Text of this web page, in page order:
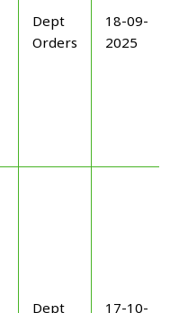
Dept
Orders
18-09-
2025